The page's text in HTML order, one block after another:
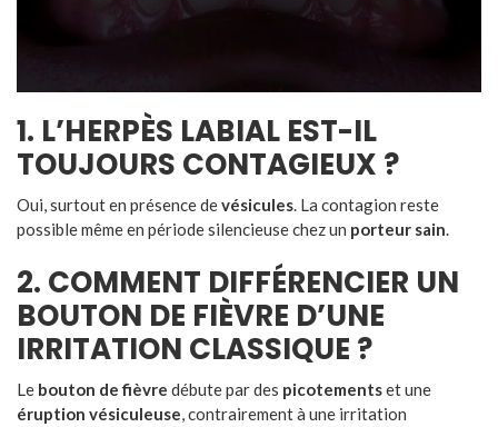
1. L’HERPÈS LABIAL EST-IL
TOUJOURS CONTAGIEUX ?
Oui, surtout en présence devésicules. La contagion reste
possible même en période silencieuse chez un porteur sain.
2. COMMENT DIFFÉRENCIER UN
BOUTON DE FIÈVRE D’UNE
IRRITATION CLASSIQUE ?
Le bouton de fièvre débute par des picotementset une
éruption vésiculeuse, contrairement à une irritation